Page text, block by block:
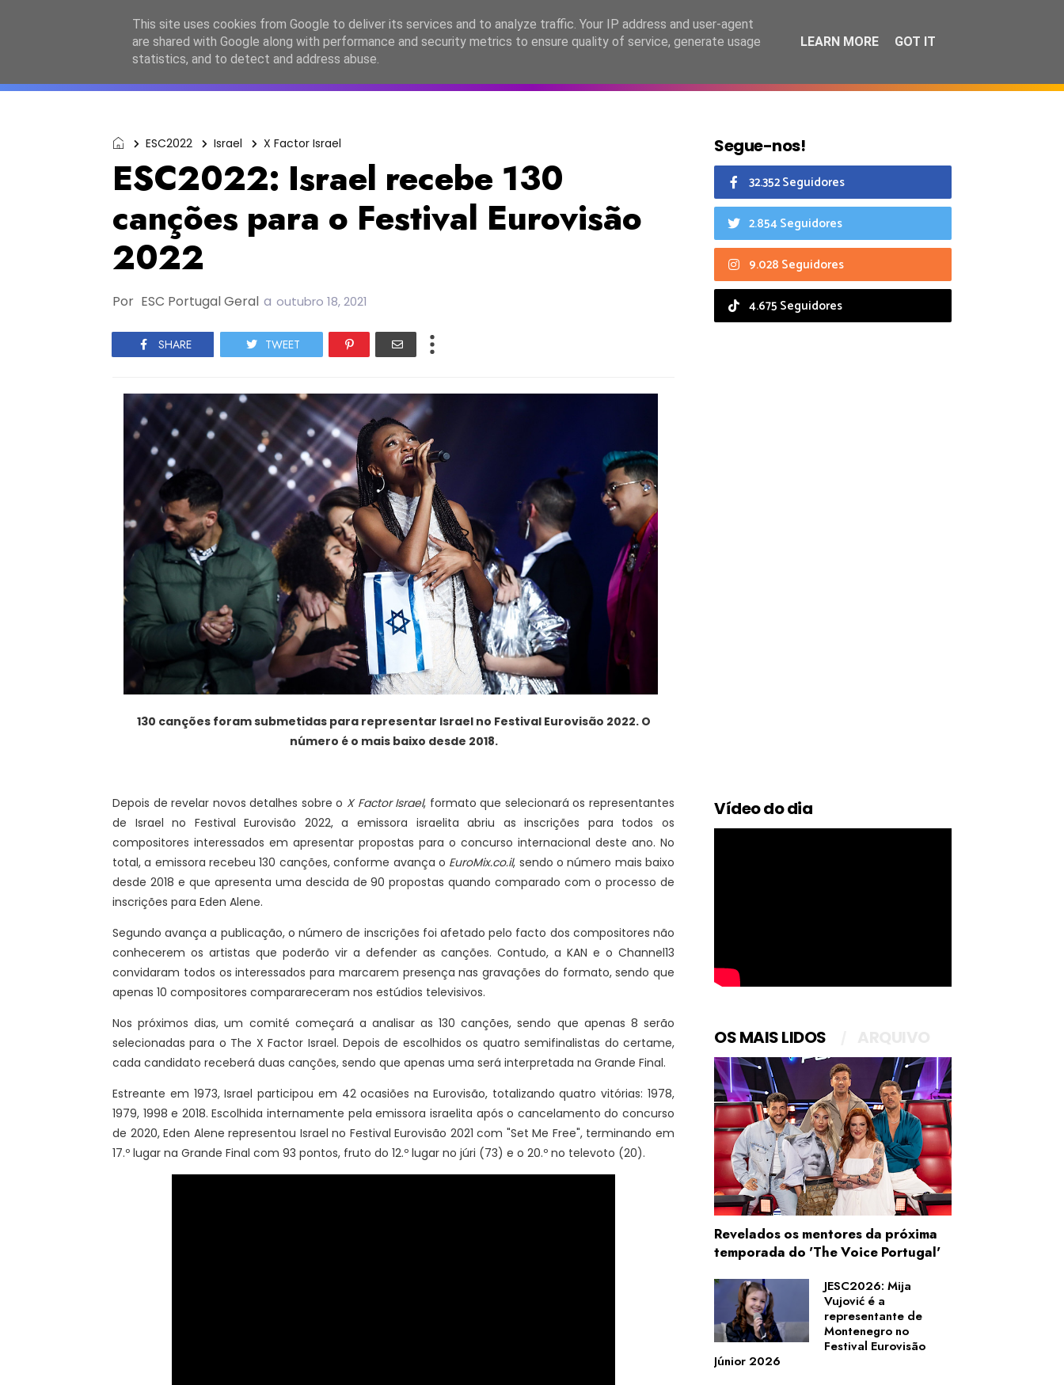
ESC2027 JESC2026 FC2026 EASC2026 PORTUGAL LANÇAMENTOS ESPECIAIS CALENDÁRIO
ESC2022 Israel X Factor Israel
ESC2022: Israel recebe 130
canções para o Festival Eurovisão
2022
Por ESC Portugal Geral a outubro 18, 2021
SHARE TWEET
130 canções foram submetidas para representar Israel no Festival Eurovisão 2022. O
número é o mais baixo desde 2018.
Depois de revelar novos detalhes sobre o X Factor Israel, formato que selecionará os representantes
de Israel no Festival Eurovisão 2022, a emissora israelita abriu as inscrições para todos os
compositores interessados em apresentar propostas para o concurso internacional deste ano. No
total, a emissora recebeu 130 canções, conforme avança o EuroMix.co.il, sendo o número mais baixo
desde 2018 e que apresenta uma descida de 90 propostas quando comparado com o processo de
inscrições para Eden Alene.
Segundo avança a publicação, o número de inscrições foi afetado pelo facto dos compositores não
conhecerem os artistas que poderão vir a defender as canções. Contudo, a KAN e o Channel13
convidaram todos os interessados para marcarem presença nas gravações do formato, sendo que
apenas 10 compositores comparareceram nos estúdios televisivos.
Nos próximos dias, um comité começará a analisar as 130 canções, sendo que apenas 8 serão
selecionadas para o The X Factor Israel. Depois de escolhidos os quatro semifinalistas do certame,
cada candidato receberá duas canções, sendo que apenas uma será interpretada na Grande Final.
Estreante em 1973, Israel participou em 42 ocasiões na Eurovisão, totalizando quatro vitórias: 1978,
1979, 1998 e 2018. Escolhida internamente pela emissora israelita após o cancelamento do concurso
de 2020, Eden Alene representou Israel no Festival Eurovisão 2021 com "Set Me Free", terminando em
17.º lugar na Grande Final com 93 pontos, fruto do 12.º lugar no júri (73) e o 20.º no televoto (20).
Segue-nos!
32.352 Seguidores
2.854 Seguidores
9.028 Seguidores
4.675 Seguidores
Vídeo do dia
OS MAIS LIDOS
Revelados os mentores da próxima
temporada do 'The Voice Portugal'
JESC2026: Mija
Vujović é a
representante de
Montenegro no
Festival Eurovisão
Júnior 2026
This site uses cookies from Google to deliver its services and to analyze traffic. Your IP address and user-agent
are shared with Google along with performance and security metrics to ensure quality of service, generate usage
statistics, and to detect and address abuse.
LEARN MORE GOT IT